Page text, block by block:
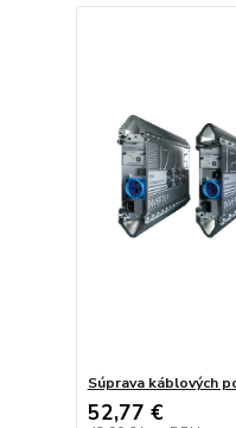
Súprava káblových
52,77 €